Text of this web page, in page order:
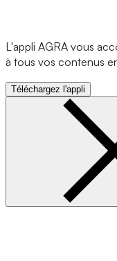
L'appli AGRA vous
à tous vos contenus
Téléchargez l'appli